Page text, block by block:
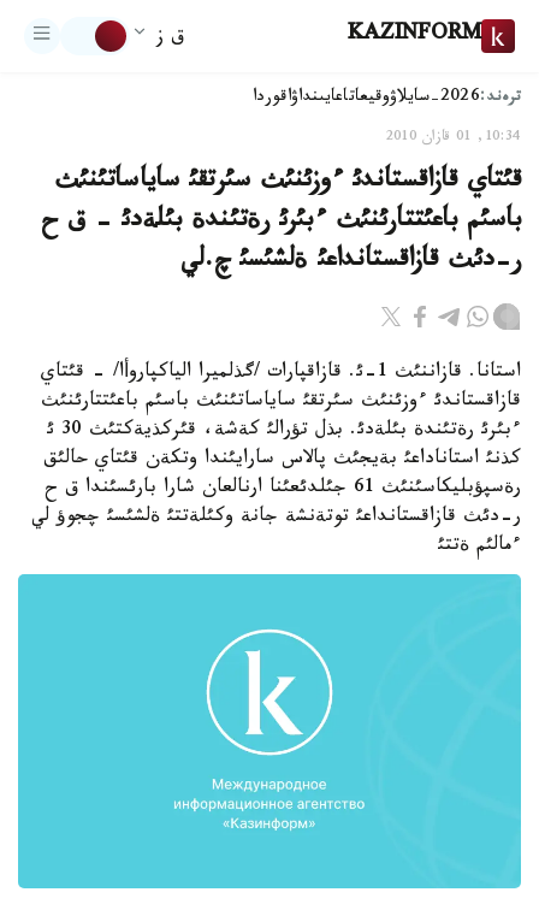
KAZINFORM ق ز
ترەند:2026-سايلاۋ وقيعاتاعايىنداۋاقوردا
10:34, 01 قازان 2010
قئتاي قازاقستاندئ ءوزئنئث سئرتقئ ساياساتئنئث
باسئم باعئتتارئنئث ءبئرئ رةتئندة بئلةدئ - ق ح
ر-دئث قازاقستانداعئ ةلشئسئ چ.لي
استانا. قازاننئث 1-ئ. قازاقپارات /گذلميرا الياكپاروأا/ - قئتاي
قازاقستاندئ ءوزئنئث سئرتقئ ساياساتئنئث باسئم باعئتتارئنئث
ءبئرئ رةتئندة بئلةدئ. بذل تؤرالئ كةشة، قئركذيةكتئث 30 ئ
كذنئ استاناداعئ بةيجئث پالاس سارايئندا وتكةن قئتاي حالئق
رةسپؤبليكاسئنئث 61 جئلدئعئنا ارنالعان شارا بارئسئندا ق ح
ر-دئث قازاقستانداعئ توتةنشة جانة وكئلةتتئ ةلشئسئ چجوؤ لي
ءمالئم ةتتئ